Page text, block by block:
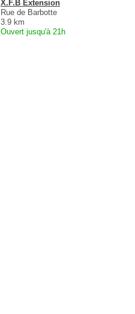
X.F.B Extension
Rue de Barbotte
3.9 km
Ouvert jusqu'à 21h